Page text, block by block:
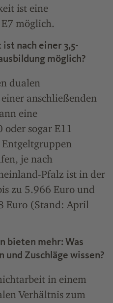
ist eine
möglich.
nach einer 3,5-
möglich?
dualen
anschließenden
eine
sogar E11
Entgeltgruppen
je nach
Pfalz ist in der
zu 5.966 Euro und
Euro (Stand: April
bieten mehr: Was
und Zuschläge wissen?
in einem
Verhältnis zum